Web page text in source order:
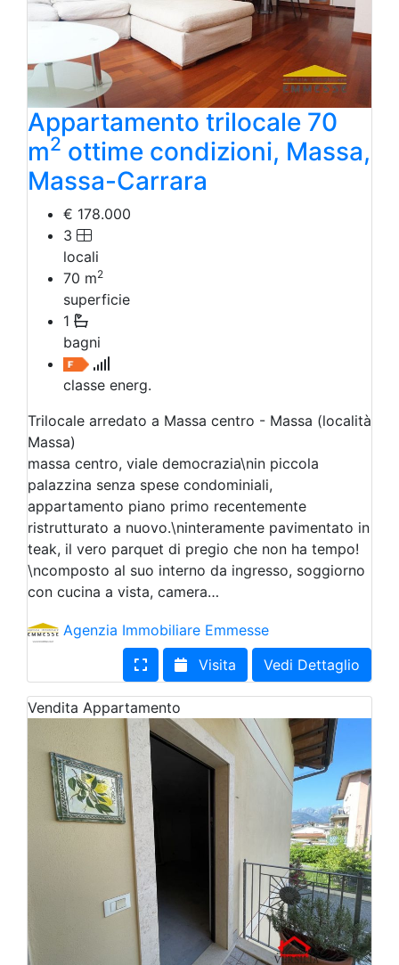
Appartamento trilocale 70
m2 ottime condizioni, Massa,
Massa-Carrara
€ 178.000
3
locali
70 m2
superficie
1
bagni
classe energ.
Trilocale arredato a Massa centro - Massa (località
Massa)
massa centro, viale democrazia\nin piccola
palazzina senza spese condominiali,
appartamento piano primo recentemente
ristrutturato a nuovo.\ninteramente pavimentato in
teak, il vero parquet di pregio che non ha tempo!
\ncomposto al suo interno da ingresso, soggiorno
con cucina a vista, camera…
Agenzia Immobiliare Emmesse
Visita
Vedi Dettaglio
Vendita Appartamento